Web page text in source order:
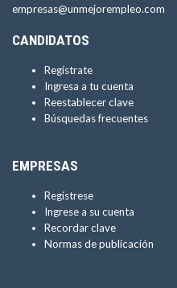
empresas@unmejorempleo.com
CANDIDATOS
Regístrate
Ingresa a tu cuenta
Reestablecer clave
Búsquedas frecuentes
EMPRESAS
Regístrese
Ingrese a su cuenta
Recordar clave
Normas de publicación